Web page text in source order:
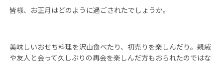
皆様、お正月はどのように過ごされたでしょうか。
美味しいおせち料理を沢山食べたり、初売りを楽しんだり。親戚
や友人と会って久しぶりの再会を楽しんだ方もおられたのではな